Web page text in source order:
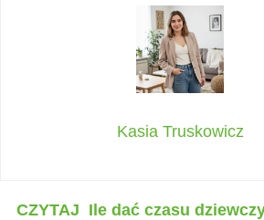
Kasia Truskowicz
CZYTAJ Ile dać czasu